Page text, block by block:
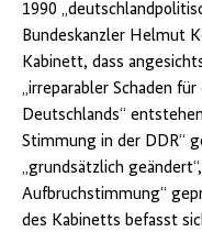
1990
Bundeskanzler Helmut
Kabinett, dass
„irreparabler Schaden
Deutschlands“
Stimmung in der DDR“
„grundsätzlich
Aufbruchstimmung“
des Kabinetts befasst